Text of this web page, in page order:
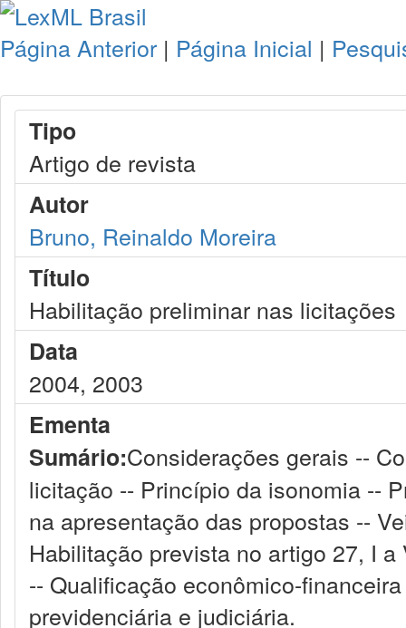
Página Anterior | Página Inicial |
Tipo
Artigo de revista
Autor
Bruno, Reinaldo Moreira
Título
Habilitação preliminar nas licitações
Data
2004, 2003
Ementa
Sumário:Considerações gerais --
licitação -- Princípio da isonomia --
na apresentação das propostas --
Habilitação prevista no artigo 27, I
-- Qualificação econômico-
previdenciária e judiciária.